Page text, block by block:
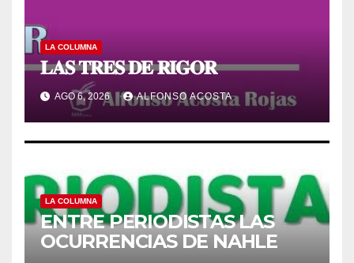
LA COLUMNA
𝐋𝐀𝐒 𝐓𝐑𝐄𝐒 𝐃𝐄 𝐑𝐈𝐆𝐎𝐑
AGO 6, 2026 ALFONSO ACOSTA
LA COLUMNA
ENTRE PERIODISTAS LAS
OCURRENCIAS DE NAHLE